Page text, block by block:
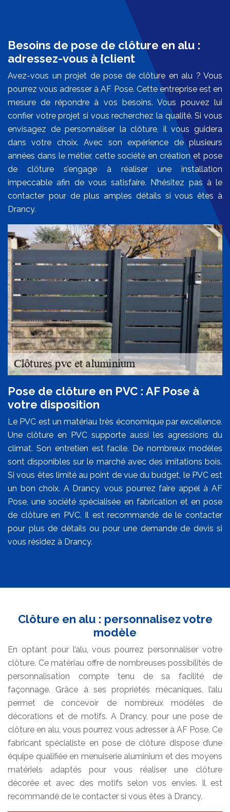
Besoins de pose de clôture en alu :
adressez-vous à {client
Avez-vous un projet de pose de clôture en alu ? Vous
pourrez vous adresser à AF Pose. Cette entreprise est en
mesure de répondre à vos besoins. Vous pouvez lui
confier votre projet si vous recherchez la qualité. Si vous
envisagez de personnaliser la clôture, il vous guidera
dans votre choix. Avec son expérience de plusieurs
années dans le métier, cette société en création et pose
de clôture s’engage à réaliser une installation
impeccable afin de vous satisfaire. N’hésitez pas à le
contacter pour de plus amples détails si vous êtes à
Drancy.
Pose de clôture en PVC : AF Pose à
votre disposition
Le PVC est un matériau très économique par excellence.
Une clôture en PVC supporte aussi les agressions du
climat. Son entretien est facile. De nombreux modèles
sont disponibles sur le marché avec des imitations bois.
Si vous êtes limité au point de vue du budget, le PVC est
un bon choix. A Drancy, vous pourrez faire appel à AF
Pose, une société spécialisée en fabrication et en pose
de clôture en PVC. Il est recommandé de le contacter
pour plus de détails ou pour une demande de devis si
vous résidez à Drancy.
Clôture en alu : personnalisez votre
modèle
En optant pour l’alu, vous pourrez personnaliser votre
clôture. Ce matériau offre de nombreuses possibilités de
personnalisation compte tenu de sa facilité de
façonnage. Grâce à ses propriétés mécaniques, l’alu
permet de concevoir de nombreux modèles de
décorations et de motifs. A Drancy, pour une pose de
clôture en alu, vous pourrez vous adresser à AF Pose. Ce
fabricant spécialiste en pose de clôture dispose d’une
équipe qualifiée en menuiserie aluminium et des moyens
matériels adaptés pour vous réaliser une clôture
décorée et avec des motifs selon vos envies. Il est
recommandé de le contacter si vous êtes à Drancy.